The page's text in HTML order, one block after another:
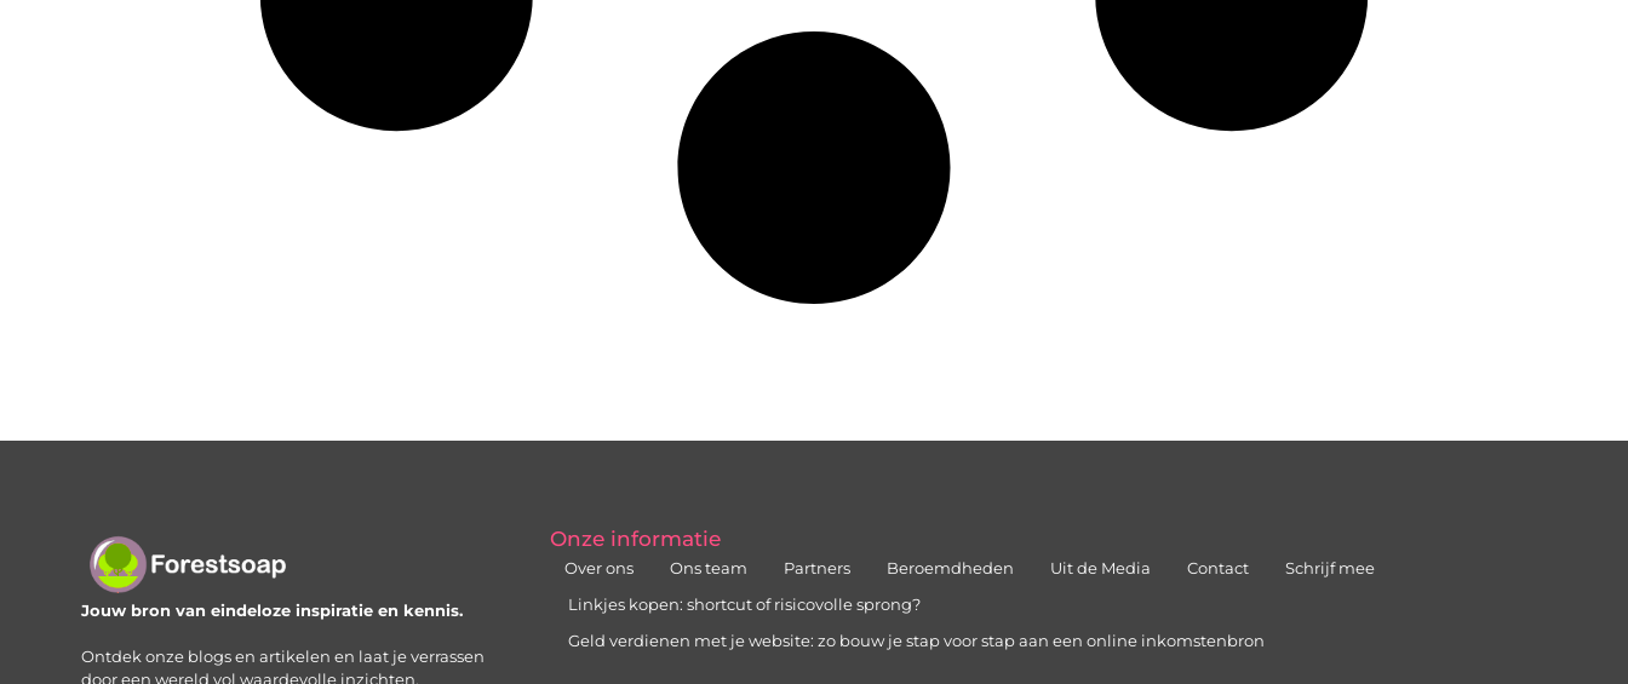
Jouw bron van eindeloze inspiratie en kennis.
Ontdek onze blogs en artikelen en laat je verrassen
door een wereld vol waardevolle inzichten.
Onze informatie
Over ons Ons team Partners Beroemdheden Uit de Media Contact
Schrijf mee
Linkjes kopen: shortcut of risicovolle sprong?
Geld verdienen met je website: zo bouw je stap voor stap aan een online inkomstenbron